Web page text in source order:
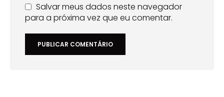
Salvar meus dados neste navegador
para a próxima vez que eu comentar.